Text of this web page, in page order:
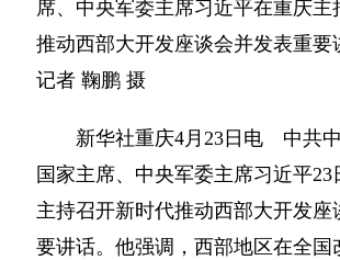
席、中央军委主席习近平在重庆主
推动西部大开发座谈会并发表重要
记者 鞠鹏 摄
新华社重庆4月23日电 中共中
国家主席、中央军委主席习近平
主持召开新时代推动西部大开发座
要讲话。他强调，西部地区在全国